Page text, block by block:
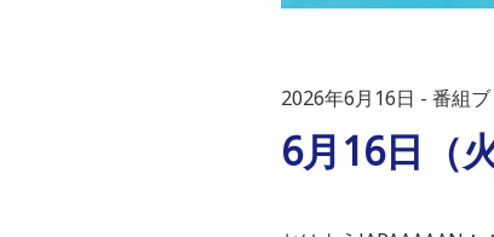
2026年6月16日 番組
6月16日（